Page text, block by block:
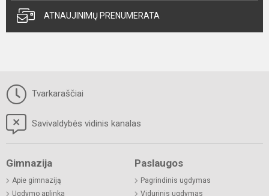
ATNAUJINIMŲ PRENUMERATA
Tvarkaraščiai
Savivaldybės vidinis kanalas
Gimnazija
Apie gimnaziją
Ugdymo aplinka
Paslaugos
Pagrindinis ugdymas
Vidurinis ugdymas